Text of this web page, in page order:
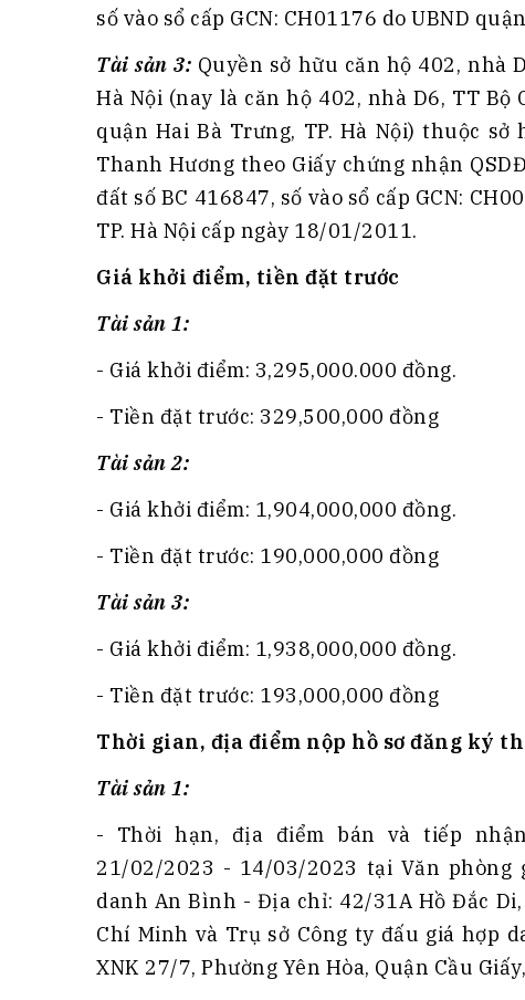
số vào sổ cấp GCN: CH01176 do UBND
Tài sản 3: Quyền sở hữu căn hộ 402, nhà
Hà Nội (nay là căn hộ 402, nhà D6, TT
quận Hai Bà Trưng, TP. Hà Nội) thuộc
Thanh Hương theo Giấy chứng nhận
đất số BC 416847, số vào sổ cấp GCN:
TP. Hà Nội cấp ngày 18/01/2011.
Giá khởi điểm, tiền đặt trước
Tài sản 1:
- Giá khởi điểm: 3,295,000.000 đồng.
- Tiền đặt trước: 329,500,000 đồng
Tài sản 2:
- Giá khởi điểm: 1,904,000,000 đồng.
- Tiền đặt trước: 190,000,000 đồng
Tài sản 3:
- Giá khởi điểm: 1,938,000,000 đồng.
- Tiền đặt trước: 193,000,000 đồng
Thời gian, địa điểm nộp hồ sơ đăng ký
Tài sản 1:
- Thời hạn, địa điểm bán và tiếp
21/02/2023 - 14/03/2023 tại Văn
danh An Bình - Địa chỉ: 42/31A Hồ Đắc
Chí Minh và Trụ sở Công ty đấu giá hợp
XNK 27/7, Phường Yên Hòa, Quận Cầu